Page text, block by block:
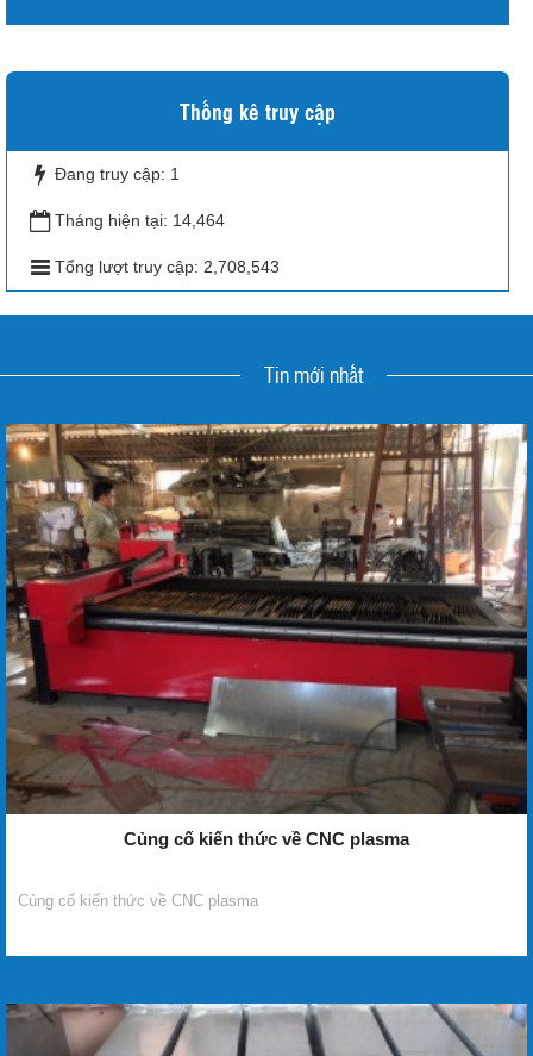
Thống kê truy cập
Đang truy cập: 1
Tháng hiện tại: 14,464
Tổng lượt truy cập: 2,708,543
Tin mới nhất
Củng cố kiến thức về CNC plasma
Củng cố kiến thức về CNC plasma